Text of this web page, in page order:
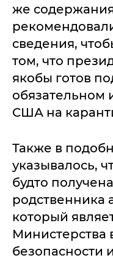
же
сведения,
том, что
якобы готов
обязательном
США на
Также в
указывалось,
будто
родственника
который
Министерства
безопасности